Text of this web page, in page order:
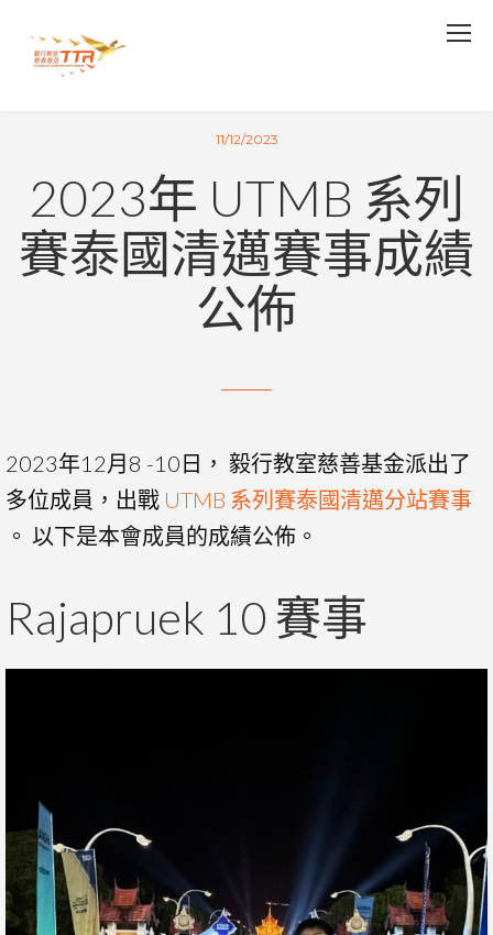
11/12/2023
2023年 UTMB 系列
賽泰國清邁賽事成績
公佈
2023年12月8 -10日， 毅行教室慈善基金派出了
多位成員，出戰 UTMB 系列賽泰國清邁分站賽事
。 以下是本會成員的成績公佈。
Rajapruek 10 賽事